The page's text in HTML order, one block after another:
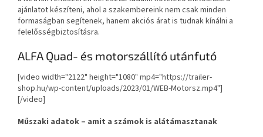
ajánlatot készíteni, ahol a szakembereink nem csak minden
formaságban segítenek, hanem akciós árat is tudnak kínálni a
felelősségbiztosításra.
ALFA Quad- és motorszállító utánfutó
[video width="2122" height="1080" mp4="https://trailer-
shop.hu/wp-content/uploads/2023/01/WEB-Motorsz.mp4"]
[/video]
Műszaki adatok – amit a számok is alátámasztanak